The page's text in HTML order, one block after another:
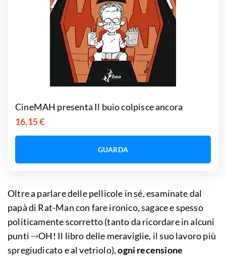
CineMAH presenta Il buio colpisce ancora
16,15 €
GUARDA
Oltre a parlare delle pellicole in sé, esaminate dal
papà di Rat-Man con fare ironico, sagace e spesso
politicamente scorretto (tanto da ricordare in alcuni
punti ⤑OH! Il libro delle meraviglie, il suo lavoro più
spregiudicato e al vetriolo),ogni recensione